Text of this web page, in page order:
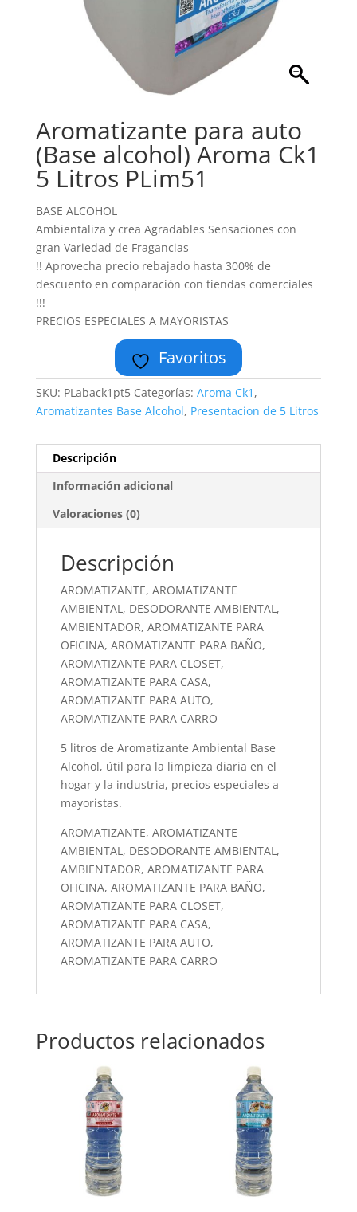
Aromatizante para auto
(Base alcohol) Aroma Ck1
5 Litros PLim51
BASE ALCOHOL
Ambientaliza y crea Agradables Sensaciones con
gran Variedad de Fragancias
!! Aprovecha precio rebajado hasta 300% de
descuento en comparación con tiendas comerciales
!!!
PRECIOS ESPECIALES A MAYORISTAS
Favoritos
SKU: PLaback1pt5 Categorías: Aroma Ck1 ,
Aromatizantes Base Alcohol, Presentacion de 5 Litros
Descripción
Información adicional
Valoraciones (0)
Descripción
AROMATIZANTE, AROMATIZANTE
AMBIENTAL, DESODORANTE AMBIENTAL,
AMBIENTADOR, AROMATIZANTE PARA
OFICINA, AROMATIZANTE PARA BAÑO,
AROMATIZANTE PARA CLOSET,
AROMATIZANTE PARA CASA,
AROMATIZANTE PARA AUTO,
AROMATIZANTE PARA CARRO
5 litros de Aromatizante Ambiental Base
Alcohol, útil para la limpieza diaria en el
hogar y la industria, precios especiales a
mayoristas.
AROMATIZANTE, AROMATIZANTE
AMBIENTAL, DESODORANTE AMBIENTAL,
AMBIENTADOR, AROMATIZANTE PARA
OFICINA, AROMATIZANTE PARA BAÑO,
AROMATIZANTE PARA CLOSET,
AROMATIZANTE PARA CASA,
AROMATIZANTE PARA AUTO,
AROMATIZANTE PARA CARRO
Productos relacionados